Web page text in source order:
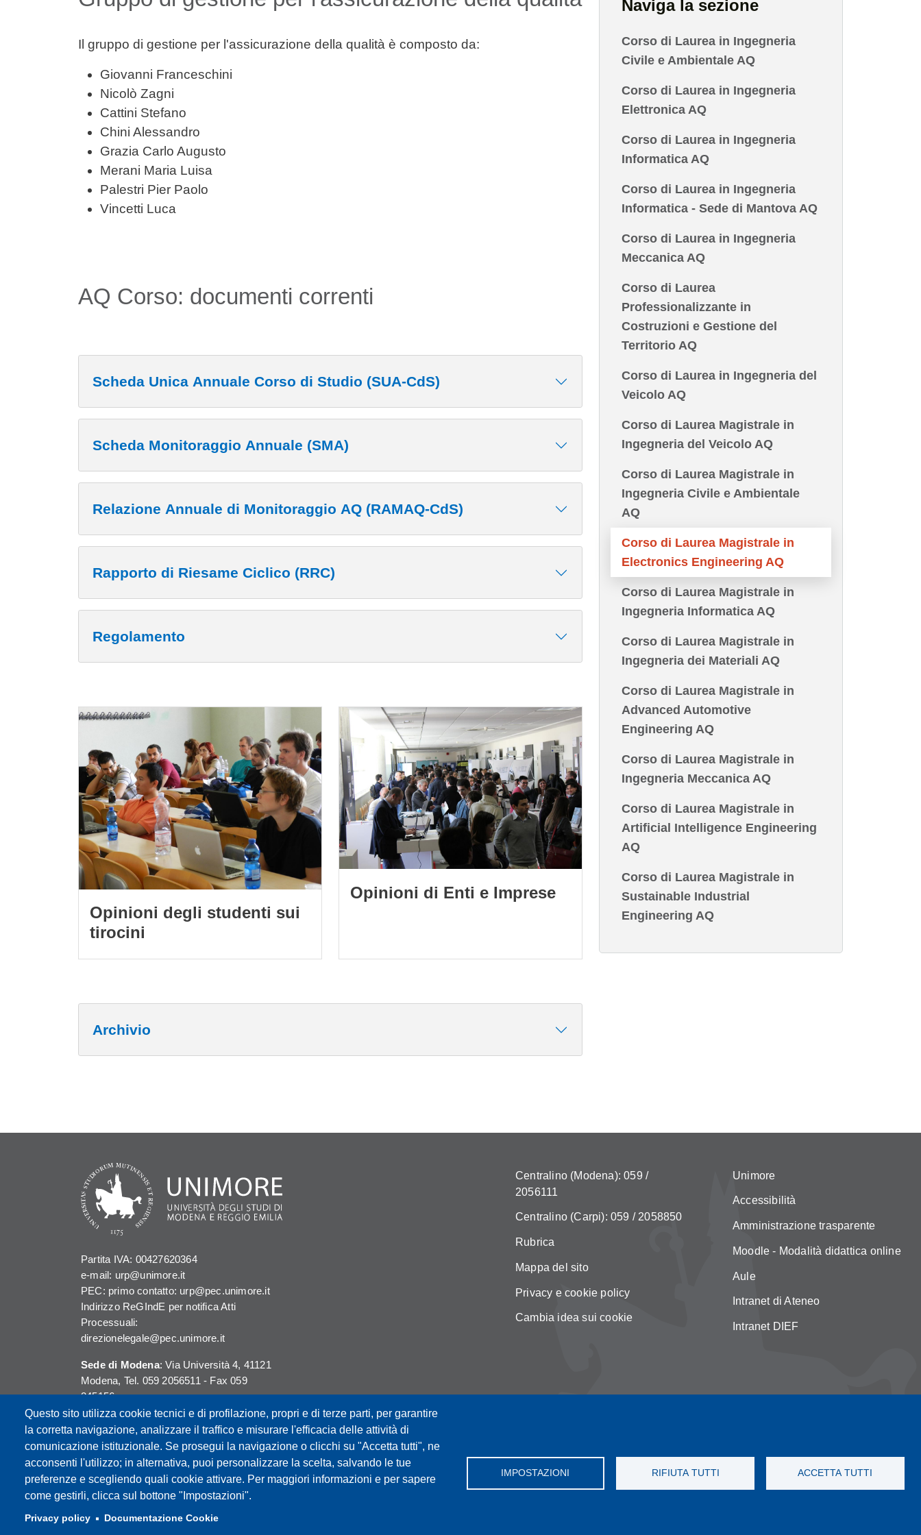
Il gruppo di gestione per l'assicurazione della qualità è composto da:
Giovanni Franceschini
Nicolò Zagni
Cattini Stefano
Chini Alessandro
Grazia Carlo Augusto
Merani Maria Luisa
Palestri Pier Paolo
Vincetti Luca
AQ Corso: documenti correnti
Scheda Unica Annuale Corso di Studio (SUA-CdS)
Scheda Monitoraggio Annuale (SMA)
Relazione Annuale di Monitoraggio AQ (RAMAQ-CdS)
Rapporto di Riesame Ciclico (RRC)
Regolamento
Cards
Immagine
Opinioni degli studenti sui
tirocini
Immagine
Opinioni di Enti e Imprese
Archivio
Naviga la sezione
Corso di Laurea in Ingegneria
Civile e Ambientale AQ
Corso di Laurea in Ingegneria
Elettronica AQ
Corso di Laurea in Ingegneria
Informatica AQ
Corso di Laurea in Ingegneria
Informatica - Sede di Mantova AQ
Corso di Laurea in Ingegneria
Meccanica AQ
Corso di Laurea
Professionalizzante in
Costruzioni e Gestione del
Territorio AQ
Corso di Laurea in Ingegneria del
Veicolo AQ
Corso di Laurea Magistrale in
Ingegneria del Veicolo AQ
Corso di Laurea Magistrale in
Ingegneria Civile e Ambientale
AQ
Corso di Laurea Magistrale in
Electronics Engineering AQ
Corso di Laurea Magistrale in
Ingegneria Informatica AQ
Corso di Laurea Magistrale in
Ingegneria dei Materiali AQ
Corso di Laurea Magistrale in
Advanced Automotive
Engineering AQ
Corso di Laurea Magistrale in
Ingegneria Meccanica AQ
Corso di Laurea Magistrale in
Artificial Intelligence Engineering
AQ
Corso di Laurea Magistrale in
Sustainable Industrial
Engineering AQ
Questo sito utilizza cookie tecnici e di profilazione, propri e di terze parti, per garantire
la corretta navigazione, analizzare il traffico e misurare l'efficacia delle attività di
comunicazione istituzionale. Se prosegui la navigazione o clicchi su "Accetta tutti", ne
acconsenti l'utilizzo; in alternativa, puoi personalizzare la scelta, salvando le tue
preferenze e scegliendo quali cookie attivare. Per maggiori informazioni e per sapere
come gestirli, clicca sul bottone "Impostazioni".
Privacy policy Documentazione Cookie
IMPOSTAZIONI RIFIUTA TUTTI ACCETTA TUTTI
Partita IVA: 00427620364
e-mail: urp@unimore.it
PEC: primo contatto: urp@pec.unimore.it
Indirizzo ReGIndE per notifica Atti
Processuali:
direzionelegale@pec.unimore.it
Sede di Modena: Via Università 4, 41121
Modena, Tel. 059 2056511 - Fax 059
245156
Sede di Reggio Emilia
: Viale A. Allegri 9,
42121 Reggio Emilia, Tel. 0522 523041 -
Centralino (Modena): 059 /
2056111
Centralino (Carpi): 059 / 2058850
Rubrica
Mappa del sito
Privacy e cookie policy
Cambia idea sui cookie
Unimore
Accessibilità
Amministrazione trasparente
Moodle - Modalità didattica online
Aule
Intranet di Ateneo
Intranet DIEF